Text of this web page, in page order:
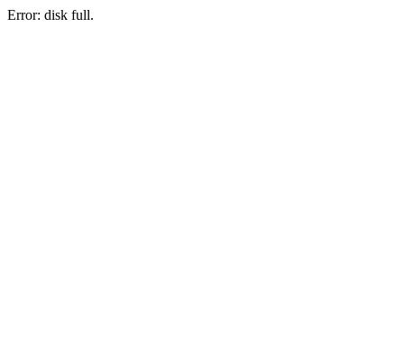
Error: disk full.